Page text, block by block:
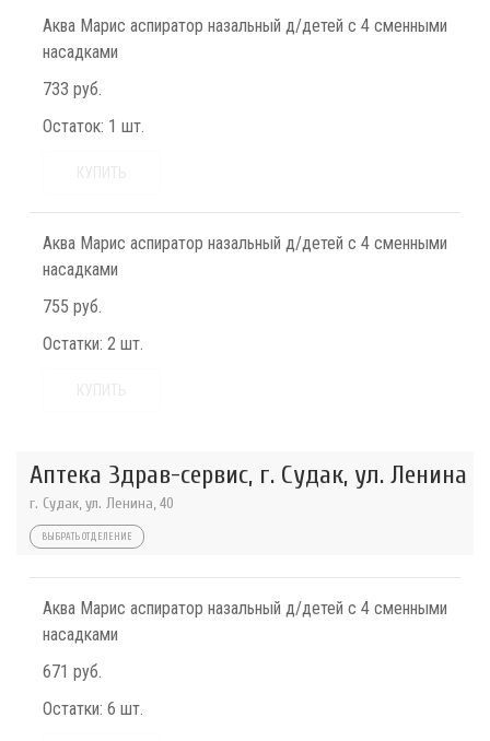
Аква Марис аспиратор назальный д/детей с 4 сменными
насадками
733 руб.
Остаток: 1 шт.
Аква Марис аспиратор назальный д/детей с 4 сменными
насадками
755 руб.
Остатки: 2 шт.
Аптека Здрав-сервис, г. Судак, ул. Ленина
г. Судак, ул. Ленина, 40
ВЫБРАТЬ ОТДЕЛЕНИЕ
Аква Марис аспиратор назальный д/детей с 4 сменными
насадками
671 руб.
Остатки: 6 шт.